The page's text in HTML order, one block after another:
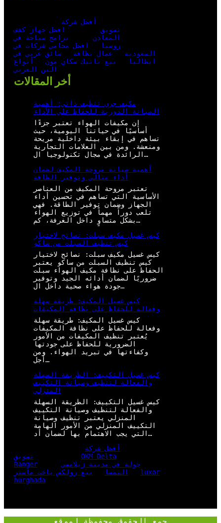
أفضل شركة
تسويق
افضل جهاز كشف
المعادن
برامج سياحة في
روسيا
افضل محامي شركات في
السعودية
عمال نظافة
سائق عربي في
ايطاليا
بيع باتيك سكاي مون
أنواع
البن العربي
أخر المقالات
مكيف جري تنظيف ذاتي: أهمية
الصيانة الدورية للحفاظ على الأداء
إن مكيفات الهواء تعتبر جزءًا
أساسيًا في حياتنا اليومية، حيث
تساهم في إبقاء بيئة داخلية مريحة
ومنعشة. ومن بين العلامات التجارية
الرائدة في مجال تكنولوجيا ال…
أهمية صيانة مروحة المكيف لضمان
أداء مثالي وتوفير الطاقة
تعتبر مروحة المكيف من العناصر
الأساسية التي تساهم في تحسين أداء
الجهاز وضمان توفير الطاقة. فهي
تلعب دوراً مهماً في توزيع الهواء
بشكل متساوٍ داخل الغرفة، كم…
كيس غسيل مكيف سبلت: نصائح لاختيار
كيس تنظيف السبلت من ساكو
كيس غسيل مكيف سبلت: نصائح لاختيار
كيس تنظيف السبلت من ساكو يعتبر
الحفاظ على نظافة مكيف الهواء سبلت
ضروريًا لضمان أدائه الجيد وتوفير
جودة هواء صحية داخل ال…
كيس غسيل المكيف: طريقة سهلة
وفعالة للحفاظ على نظافة المكيفات
كيس غسيل المكيف: طريقة سهلة
وفعالة للحفاظ على نظافة المكيفات
يُعتبر تنظيف المكيفات من الأمور
الضرورية للحفاظ على جودتها
وكفاءتها في تبريد الهواء. ومن
أجل…
كيس غسيل التكييف: الطريقة السهلة
والفعالة لتنظيف وصيانة التكييف
المنزلي
كيس غسيل التكييف: الطريقة السهلة
والفعالة لتنظيف وصيانة التكييف
المنزلي يعتبر تنظيف وصيانة
التكييف المنزلي من الأمور الهامة
التي يجب الاهتمام بها لضمان أد…
أفضل شركة
تسويق
OKM Delta
Ranger
جولة في مدينة زيلامسي
النمسا
بيع رولكس ياخت ماستر
luxor
hurghada